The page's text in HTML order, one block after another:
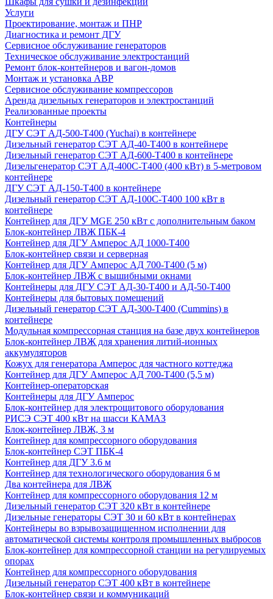
Услуги
Проектирование, монтаж и ПНР
Диагностика и ремонт ДГУ
Сервисное обслуживание генераторов
Техническое обслуживание электростанций
Ремонт блок-контейнеров и вагон-домов
Монтаж и установка АВР
Сервисное обслуживание компрессоров
Аренда дизельных генераторов и электростанций
Реализованные проекты
Контейнеры
ДГУ СЭТ АД-500-Т400 (Yuchai) в контейнере
Дизельный генератор СЭТ АД-40-Т400 в контейнере
Дизельный генератор СЭТ АД-600-Т400 в контейнере
Дизельгенератор СЭТ АД-400С-Т400 (400 кВт) в 5-метровом
контейнере
ДГУ СЭТ АД-150-Т400 в контейнере
Дизельный генератор СЭТ АД-100С-Т400 100 кВт в
контейнере
Контейнер для ДГУ MGE 250 кВт с дополнительным баком
Блок-контейнер ЛВЖ ПБК-4
Контейнер для ДГУ Амперос АД 1000-Т400
Блок-контейнер связи и серверная
Контейнер для ДГУ Амперос АД 700-Т400 (5 м)
Блок-контейнер ЛВЖ с вышибными окнами
Контейнеры для ДГУ СЭТ АД-30-Т400 и АД-50-Т400
Контейнеры для бытовых помещений
Дизельный генератор СЭТ АД-300-Т400 (Cummins) в
контейнере
Модульная компрессорная станция на базе двух контейнеров
Блок-контейнер ЛВЖ для хранения литий-ионных
аккумуляторов
Кожух для генератора Амперос для частного коттеджа
Контейнер для ДГУ Амперос АД 700-Т400 (5,5 м)
Контейнер-операторская
Контейнеры для ДГУ Амперос
Блок-контейнер для электрощитового оборудования
РИСЭ СЭТ 400 кВт на шасси КАМАЗ
Блок-контейнер ЛВЖ, 3 м
Контейнер для компрессорного оборудования
Блок-контейнер СЭТ ПБК-4
Контейнер для ДГУ 3.6 м
Контейнер для технологического оборудования 6 м
Два контейнера для ЛВЖ
Контейнер для компрессорного оборудования 12 м
Дизельный генератор СЭТ 320 кВт в контейнере
Дизельные генераторы СЭТ 30 и 60 кВт в контейнерах
Контейнеры во взрывозащищенном исполнении для
автоматической системы контроля промышленных выбросов
Блок-контейнер для компрессорной станции на регулируемых
опорах
Контейнер для компрессорного оборудования
Дизельный генератор СЭТ 400 кВт в контейнере
Блок-контейнер связи и коммуникаций